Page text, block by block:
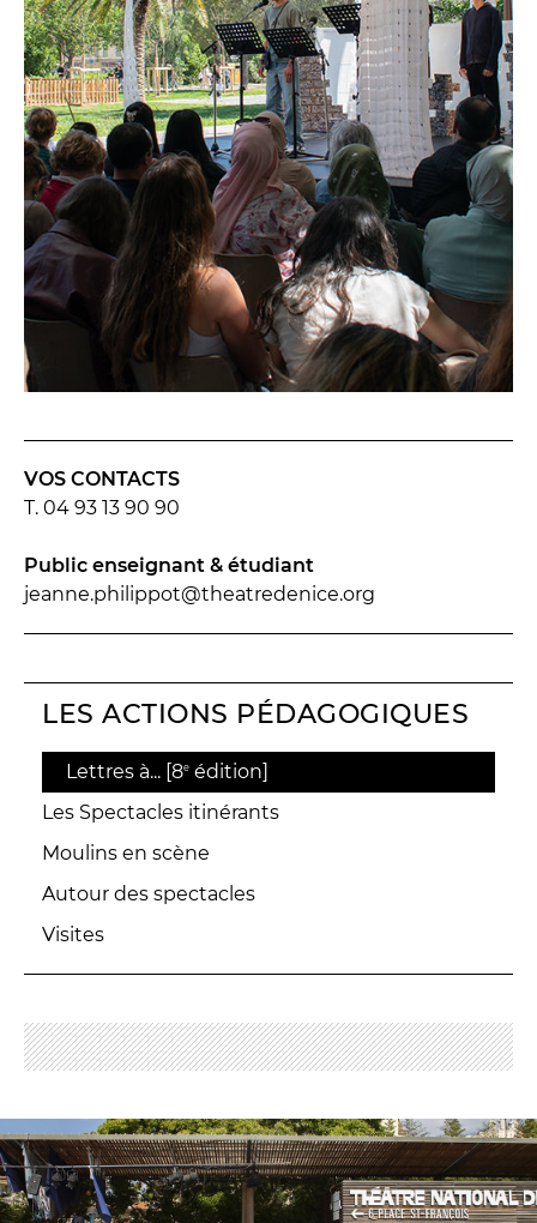
VOS CONTACTS
T. 04 93 13 90 90
Public enseignant & étudiant
jeanne.philippot@theatredenice.org
LES ACTIONS PÉDAGOGIQUES
Lettres à... [8e édition]
Les Spectacles itinérants
Moulins en scène
Autour des spectacles
Visites